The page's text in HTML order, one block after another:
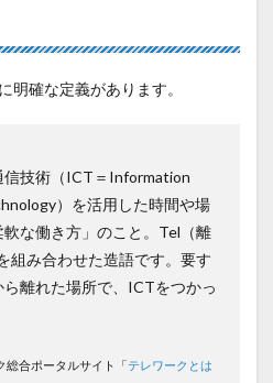
明確な定義があります。
信技術（ICT＝Information
）を活用した時間や場
な働き方」のこと。Tel（離
組み合わせた造語です。要す
離れた場所で、ICTをつかっ
総合ポータルサイト「テレワークとは